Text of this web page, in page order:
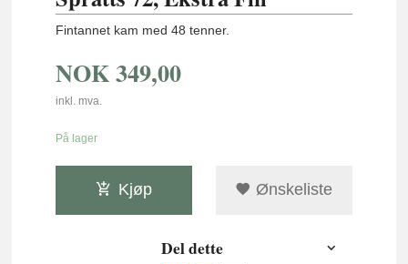
Fintannet kam med 48 tenner.
NOK349,00
inkl. mva.
På lager
Kjøp Ønskeliste
Del dette